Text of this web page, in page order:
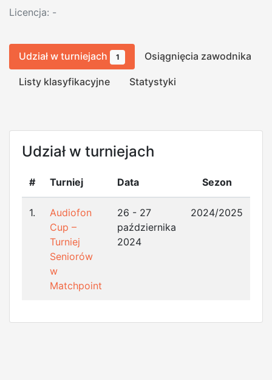
Licencja: -
Udział w turniejach 1 Osiągnięcia zawodnika
Listy klasyfikacyjne Statystyki
Udział w turniejach
# Turniej Data Sezon
1.
Audiofon
Cup –
Turniej
Seniorów
w
Matchpoint
26 - 27
października
2024
2024/2025